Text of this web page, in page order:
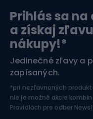
Orientačný beh
Lyžovanie
Športová
Jazdectvo
Prihlás sa
a získaj zľavu
nákupy!*
Jedinečné zľavy a
zapísaných.
*pri nezľavnených
nie je možné akcie
Pravidlách pre odber